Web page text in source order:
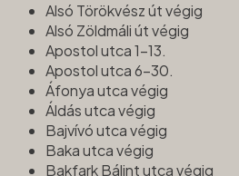
Alsó Törökvész út végig
Alsó Zöldmáli út végig
Apostol utca 1-13.
Apostol utca 6-30.
Áfonya utca végig
Áldás utca végig
Bajvívó utca végig
Baka utca végig
Bakfark Bálint utca végig